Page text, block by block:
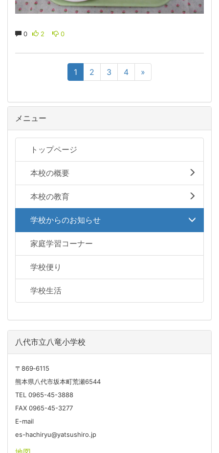
0 2 0
1 2 3 4 »
メニュー
トップページ
本校の概要
本校の教育
学校からのお知らせ
家庭学習コーナー
学校便り
学校生活
八代市立八竜小学校
〒869‐6115
熊本県八代市坂本町荒瀬6544
TEL 0965-45-3888
FAX 0965-45-3277
E-mail
es-hachiryu@yatsushiro.jp